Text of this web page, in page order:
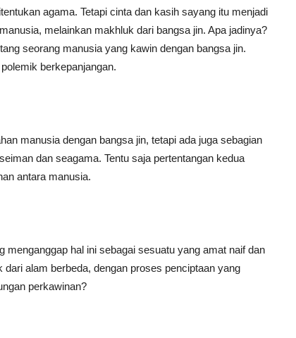
agama. Tetapi cinta dan kasih sayang itu menjadi
melainkan makhluk dari bangsa jin. Apa jadinya?
seorang manusia yang kawin dengan bangsa jin.
berkepanjangan.
manusia dengan bangsa jin, tetapi ada juga sebagian
dan seagama. Tentu saja pertentangan kedua
antara manusia.
hal ini sebagai sesuatu yang amat naif dan
alam berbeda, dengan proses penciptaan yang
perkawinan?